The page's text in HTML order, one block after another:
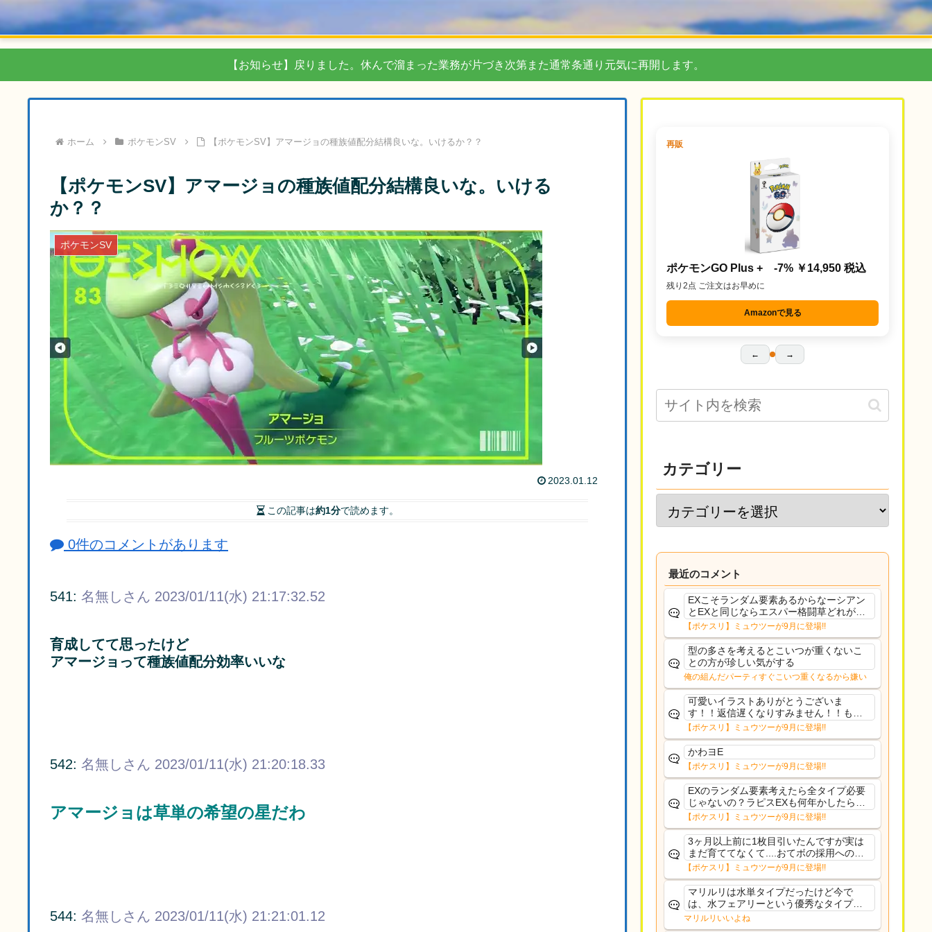
【お知らせ】戻りました。休んで溜まった業務が片づき次第また通常条通り元気に再開します。
ホーム ポケモンSV 【ポケモンSV】アマージョの種族値配分結構良いな。いけるか？？
【ポケモンSV】アマージョの種族値配分結構良いな。いける
か？？
ポケモンSV
2023.01.12
この記事は約1分で読めます。
0件のコメントがあります
541: 名無しさん 2023/01/11(水) 21:17:32.52
育成してて思ったけど
アマージョって種族値配分効率いいな
542: 名無しさん 2023/01/11(水) 21:20:18.33
アマージョは草単の希望の星だわ
544: 名無しさん 2023/01/11(水) 21:21:01.12
再販
ポケモンGO Plus + -7% ￥14,950 税込
残り2点 ご注文はお早めに
Amazonで見る
← →
カテゴリー
最近のコメント
EXこそランダム要素あるからなーシアン
とEXと同じならエスパー格闘草どれが事
前に来るか分からんから、積む必要があ
るミュウツーは使いにくくね？って思っ
た
【ポケスリ】ミュウツーが9月に登場!!
型の多さを考えるとこいつが重くないこ
との方が珍しい気がする
俺の組んだパーティすぐこいつ重くなるから嫌い
可愛いイラストありがとうございま
す！！返信遅くなりすみません！！もう
少ししたら通常再開できます！
【ポケスリ】ミュウツーが9月に登場!!
かわヨE
【ポケスリ】ミュウツーが9月に登場!!
EXのランダム要素考えたら全タイプ必要
じゃないの？ラピスEXも何年かしたら来
るだろうし後から厳選したい育てたいっ
て思ってもどうにもならないのがこのゲ
ームだしな
【ポケスリ】ミュウツーが9月に登場!!
3ヶ月以上前に1枚目引いたんですが実は
まだ育ててなくて....おてボの採用への影
響は勉強になります。ありがとうござい
ますオイルはだいぶ強めのABBレントラ
ーいて芋の方が不安なんで1枚目にしよう
かなと思...
【ポケスリ】ミュウツーが9月に登場!!
マリルリは水単タイプだったけど今で
は、水フェアリーという優秀なタイプだ
な、後特性力持ちって見た目と全然違う
な
マリルリいいよね